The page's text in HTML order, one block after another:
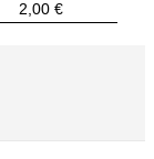
2,00 €